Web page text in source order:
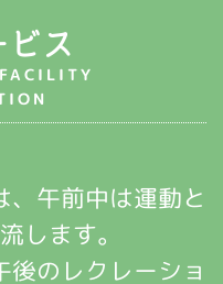
ス
午前中は運動と
します。
のレクレーショ